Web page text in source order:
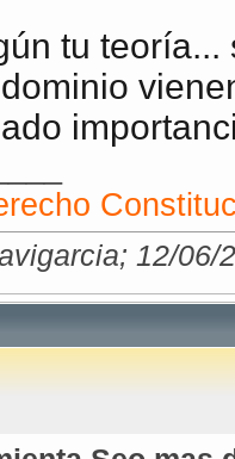
tu
12/06/